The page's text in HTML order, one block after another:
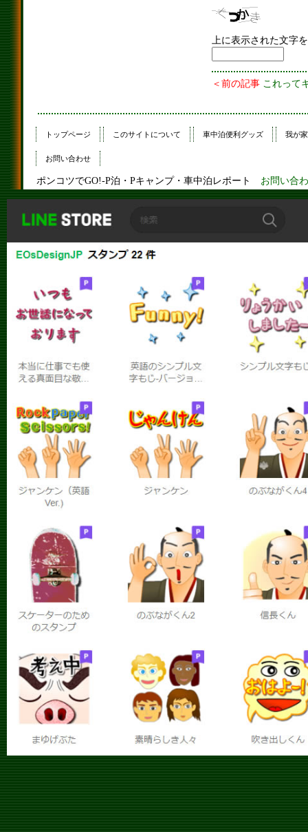
上に表示された文字
＜前の記事 これって
トップページ このサイトについて 車中泊便利グッズ 我が
お問い合わせ
ポンコツでGO!-P泊・Pキャンプ・車中泊レポート お問い合